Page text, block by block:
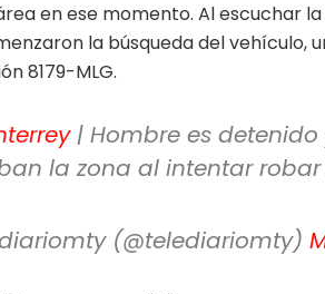
en ese momento. Al escuchar
la búsqueda del vehículo,
8179-MLG.
| Hombre es
la zona al intentar
(@telediariomty)